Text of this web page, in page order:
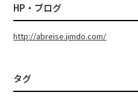
HP・ブログ
http://abreise.jimdo.com/
タグ